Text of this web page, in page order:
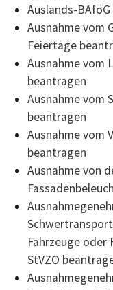
Auslands-
Ausnahme vom
Feiertage
Ausnahme vom
beantragen
Ausnahme vom
beantragen
Ausnahme vom
beantragen
Ausnahme von
Fahrzeuge oder
StVZO